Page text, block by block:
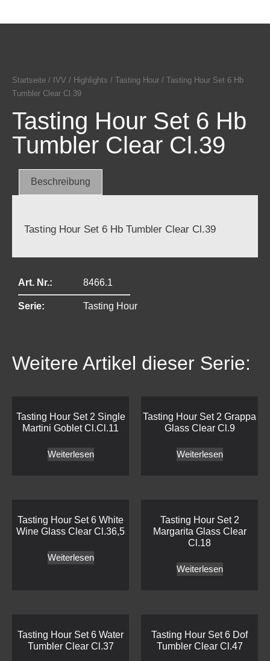
Startseite / IVV / Highlights / Tasting Hour / Tasting Hour Set 6 Hb
Tumbler Clear Cl.39
Tasting Hour Set 6 Hb
Tumbler Clear Cl.39
Beschreibung
Tasting Hour Set 6 Hb Tumbler Clear Cl.39
Art. Nr.: 8466.1
Serie: Tasting Hour
Weitere Artikel dieser Serie:
Tasting Hour Set 2 Single
Martini Goblet Cl.Cl.11
Weiterlesen
Tasting Hour Set 2 Grappa
Glass Clear Cl.9
Weiterlesen
Tasting Hour Set 6 White
Wine Glass Clear Cl.36,5
Weiterlesen
Tasting Hour Set 2
Margarita Glass Clear
Cl.18
Weiterlesen
Tasting Hour Set 6 Water
Tumbler Clear Cl.37
Tasting Hour Set 6 Dof
Tumbler Clear Cl.47